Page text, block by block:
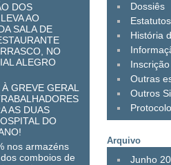
DOS
AO
SALA DE
NO
ALEGRO
GREVE GERAL
AS DUAS
DO
nos armazéns
comboios de
Dossiês
Estatutos
História
Outras
Outros
Arquivo
Junho